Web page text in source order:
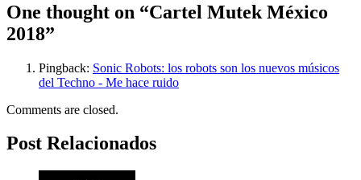
One thought on “Cartel Mutek México
2018”
Pingback: Sonic Robots: los robots son los nuevos músicos
del Techno - Me hace ruido
Comments are closed.
Post Relacionados